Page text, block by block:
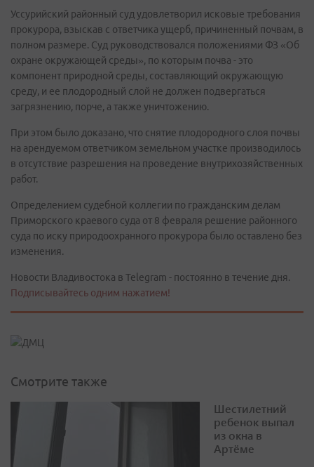
Уссурийский районный суд удовлетворил исковые требования
прокурора, взыскав с ответчика ущерб, причиненный почвам, в
полном размере. Суд руководствовался положениями ФЗ «Об
охране окружающей среды», по которым почва - это
компонент природной среды, составляющий окружающую
среду, и ее плодородный слой не должен подвергаться
загрязнению, порче, а также уничтожению.
При этом было доказано, что снятие плодородного слоя почвы
на арендуемом ответчиком земельном участке производилось
в отсутствие разрешения на проведение внутрихозяйственных
работ.
Определением судебной коллегии по гражданским делам
Приморского краевого суда от 8 февраля решение районного
суда по иску природоохранного прокурора было оставлено без
изменения.
Новости Владивостока в Telegram - постоянно в течение дня.
Подписывайтесь одним нажатием!
Смотрите также
Шестилетний
ребенок выпал
из окна в
Артёме